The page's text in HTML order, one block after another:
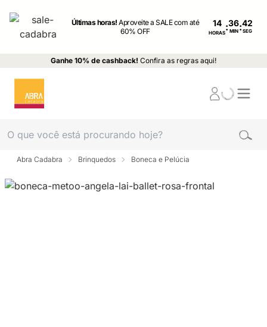
Últimas horas!Aproveite a SALE com até
60% OFF
14
HORAS: MIN : SEG
Ganhe 10% de cashback! Confira as regras aqui!
Abra Cadabra Brinquedos Boneca e Pelúcia